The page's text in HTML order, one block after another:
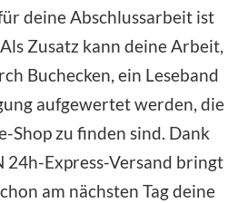
deine Abschlussarbeit ist
Zusatz kann deine Arbeit,
Buchecken, ein Leseband
aufgewertet werden, die
Shop zu finden sind. Dank
24h-Express-Versand bringt
am nächsten Tag deine